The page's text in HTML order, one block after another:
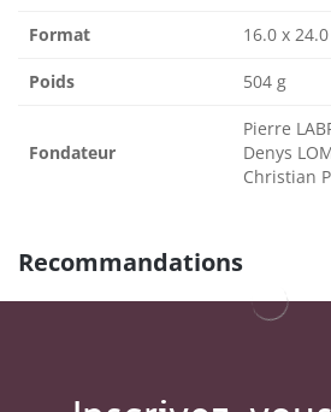
Format 16.0 x
Poids 504 g
Fondateur
Pierre
Denys
Christian
Recommandations